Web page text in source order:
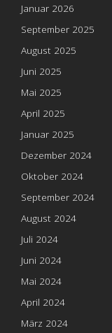
Januar 2026
September 2025
August 2025
Juni 2025
Mai 2025
April 2025
Januar 2025
Dezember 2024
Oktober 2024
September 2024
August 2024
Juli 2024
Juni 2024
Mai 2024
April 2024
März 2024